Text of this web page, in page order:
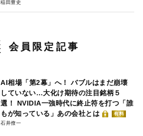
稲田豊史
会員限定記事
AI相場「第2幕」へ！ バブルはまだ崩壊
していない…大化け期待の注目銘柄５
選！ NVIDIA一強時代に終止符を打つ「誰
もが知っている」あの会社とは
有料
石井僚一